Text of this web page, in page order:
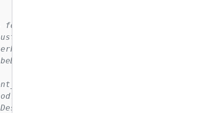
Aurora MySql using the
parameter group using the
method.
method.
parameters
method